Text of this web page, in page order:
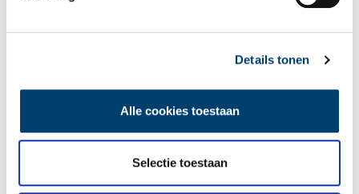
Details tonen
Alle cookies toestaan
Selectie toestaan
De eendenboeten op De Haukes